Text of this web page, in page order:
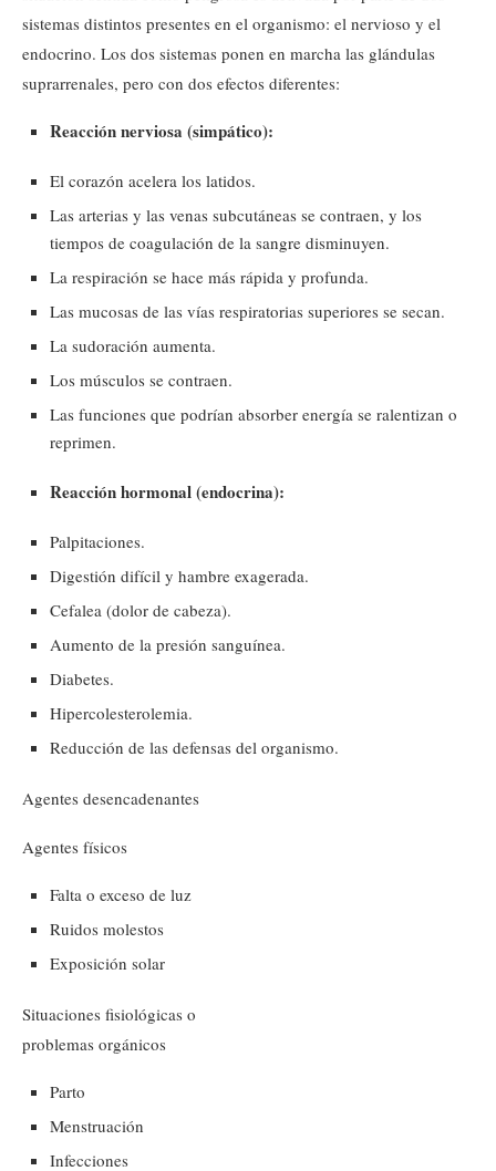
sistemas distintos presentes en el organismo: el nervioso y el
endocrino. Los dos sistemas ponen en marcha las glándulas
suprarrenales, pero con dos efectos diferentes:
Reacción nerviosa (simpático):
El corazón acelera los latidos.
Las arterias y las venas subcutáneas se contraen, y los
tiempos de coagulación de la sangre disminuyen.
La respiración se hace más rápida y profunda.
Las mucosas de las vías respiratorias superiores se secan.
La sudoración aumenta.
Los músculos se contraen.
Las funciones que podrían absorber energía se ralentizan o
reprimen.
Reacción hormonal (endocrina):
Palpitaciones.
Digestión difícil y hambre exagerada.
Cefalea (dolor de cabeza).
Aumento de la presión sanguínea.
Diabetes.
Hipercolesterolemia.
Reducción de las defensas del organismo.
Agentes desencadenantes
Agentes físicos
Falta o exceso de luz
Ruidos molestos
Exposición solar
Situaciones fisiológicas o
problemas orgánicos
Parto
Menstruación
Infecciones